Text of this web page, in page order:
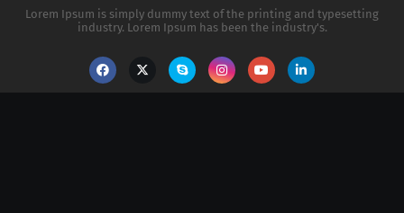
Lorem Ipsum is simply dummy text of the printing and typesetting
industry. Lorem Ipsum has been the industry's.